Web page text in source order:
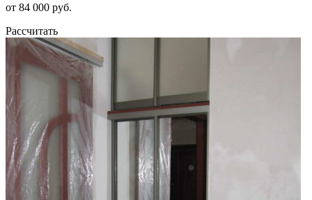
от 84 000 руб.
Рассчитать